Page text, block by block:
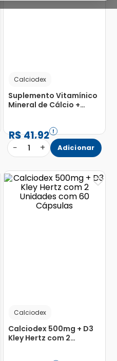
Calciodex
Suplemento Vitamínico
Mineral de Cálcio +
Cápsulas Gelatinosas
R$41,92
− 1 + Adicionar
Calciodex
Calciodex 500mg + D3
Kley Hertz com 2